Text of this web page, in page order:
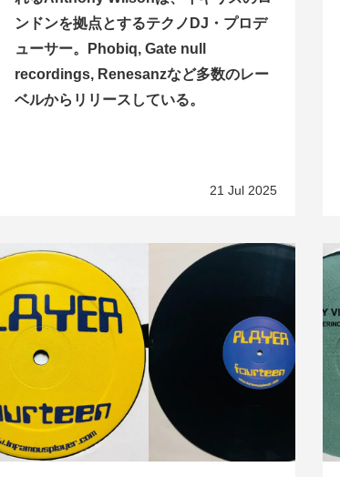
ンドンを拠点とするテクノDJ・プロデ
ューサー。Phobiq, Gate null
recordings, Renesanzなど多数のレー
ベルからリリースしている。
21 Jul 2025